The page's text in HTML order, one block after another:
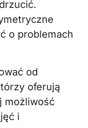
o problemach
od
oferują
możliwość
i